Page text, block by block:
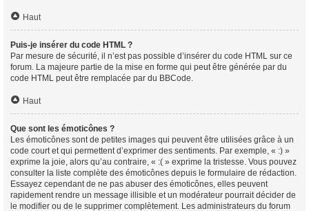
Haut
Puis-je insérer du code HTML ?
Par mesure de sécurité, il n’est pas possible d’insérer du code HTML sur ce
forum. La majeure partie de la mise en forme qui peut être générée par du
code HTML peut être remplacée par du BBCode.
Haut
Que sont les émoticônes ?
Les émoticônes sont de petites images qui peuvent être utilisées grâce à un
code court et qui permettent d’exprimer des sentiments. Par exemple, « :) »
exprime la joie, alors qu’au contraire, « :( » exprime la tristesse. Vous pouvez
consulter la liste complète des émoticônes depuis le formulaire de rédaction.
Essayez cependant de ne pas abuser des émoticônes, elles peuvent
rapidement rendre un message illisible et un modérateur pourrait décider de
le modifier ou de le supprimer complètement. Les administrateurs du forum